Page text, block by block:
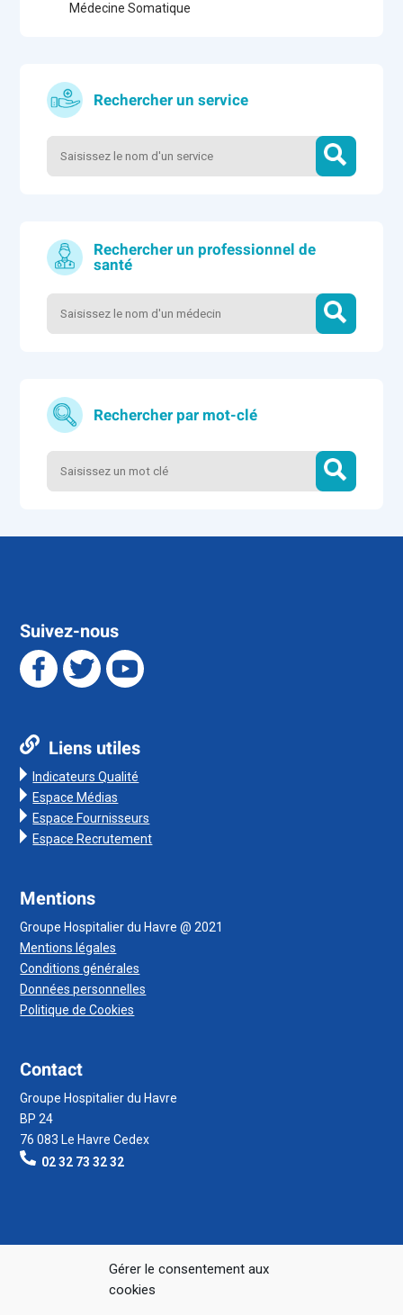
Gérer le consentement aux
cookies
Médecine Somatique
Rechercher un service
Rechercher un professionnel de
santé
Rechercher par mot-clé
Suivez-nous
Liens utiles
Indicateurs Qualité
Espace Médias
Espace Fournisseurs
Espace Recrutement
Mentions
Groupe Hospitalier du Havre @ 2021
Mentions légales
Conditions générales
Données personnelles
Politique de Cookies
Contact
Groupe Hospitalier du Havre
BP 24
76 083 Le Havre Cedex
02 32 73 32 32